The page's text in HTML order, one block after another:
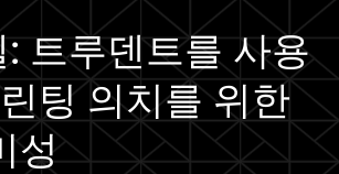
트루덴트를 사용
팅 의치를 위한
성